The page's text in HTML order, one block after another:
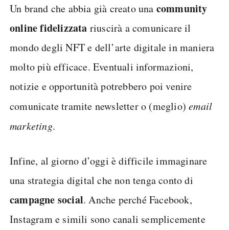
Un brand che abbia già creato una community
online fidelizzata riuscirà a comunicare il
mondo degli NFT e dell’arte digitale in maniera
molto più efficace. Eventuali informazioni,
notizie e opportunità potrebbero poi venire
comunicate tramite newsletter o (meglio)email
marketing.
Infine, al giorno d’oggi è difficile immaginare
una strategia digital che non tenga conto di
campagne social. Anche perché Facebook,
Instagram e simili sono canali semplicemente